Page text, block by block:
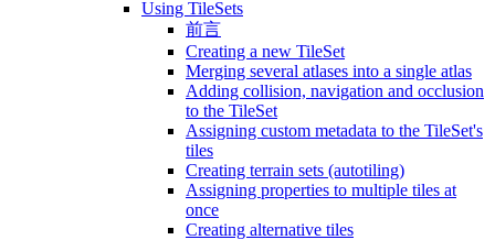
Using TileSets
前言
Creating a new TileSet
Merging several atlases into a single atlas
Adding collision, navigation and occlusion
to the TileSet
Assigning custom metadata to the TileSet's
tiles
Creating terrain sets (autotiling)
Assigning properties to multiple tiles at
once
Creating alternative tiles